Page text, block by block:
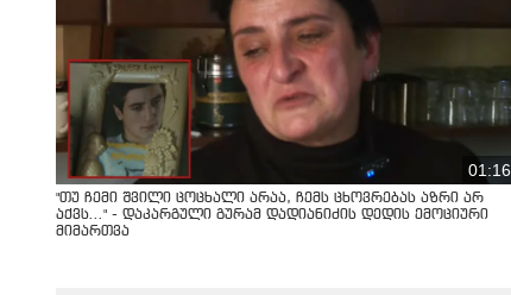
01:16
"თუ ჩემი შვილი ცოცხალი არაა, ჩემს ცხოვრებას აზრი არ
აქვს..." - დაკარგული გურამ დადიანიძის დედის ემოციური
მიმართვა